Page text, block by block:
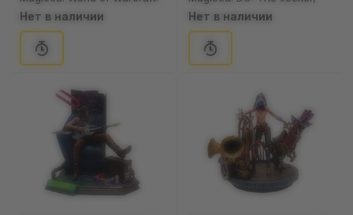
Sylvanas, (80040)
Нет в наличии
(80036)
Нет в наличии